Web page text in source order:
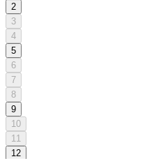
2
3
4
5
6
7
8
9
10
11
12